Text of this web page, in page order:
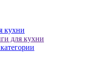
кухни
для кухни